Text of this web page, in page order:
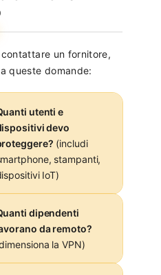
contattare un fornitore,
queste domande:
utenti e
devo
(includi
stampanti,
IoT)
dipendenti
da remoto?
la VPN)